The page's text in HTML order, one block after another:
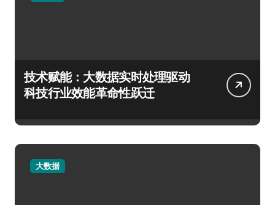
技术赋能：大数据实时处理驱动
科技行业效能革命性跃迁
大数据